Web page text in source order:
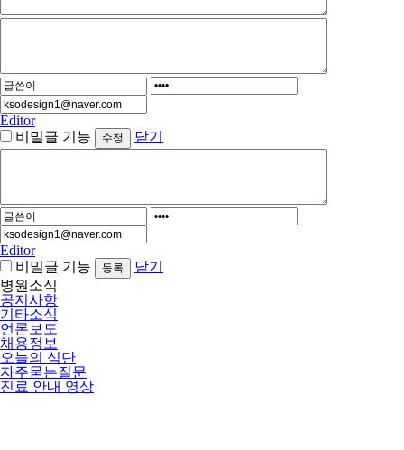
Editor
비밀글 기능
닫기
Editor
비밀글 기능
닫기
병원소식
공지사항
기타소식
언론보도
채용정보
오늘의 식단
자주묻는질문
진료 안내 영상